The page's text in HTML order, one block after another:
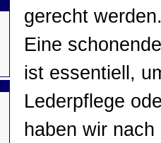
gerecht
Eine
ist essentiell,
Lederpflege
haben wir